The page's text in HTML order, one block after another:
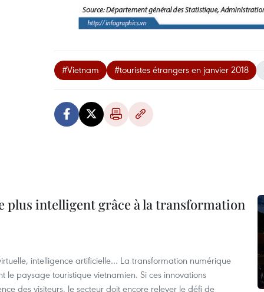
#Vietnam #touristes étrangers en janvier 2018
plus intelligent grâce à la transformation
intelligence artificielle… La transformation numérique
le paysage touristique vietnamien. Si ces innovations
des visiteurs, le secteur doit encore relever le défi de